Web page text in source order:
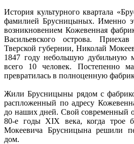
История культурного квартала
фамилией Брусницыных. Именно
возникновением Кожевенная
Васильевского острова.
Тверской губернии, Николай
1847 году небольшую дубильную
всего 10 человек. Постепенно
превратилась в полноценную
Жили Брусницыны рядом с
распложенный по адресу
до наших дней. Свой современный
80-е годы XIX века, когда трое
Мокеевича Брусницына решили
дом.